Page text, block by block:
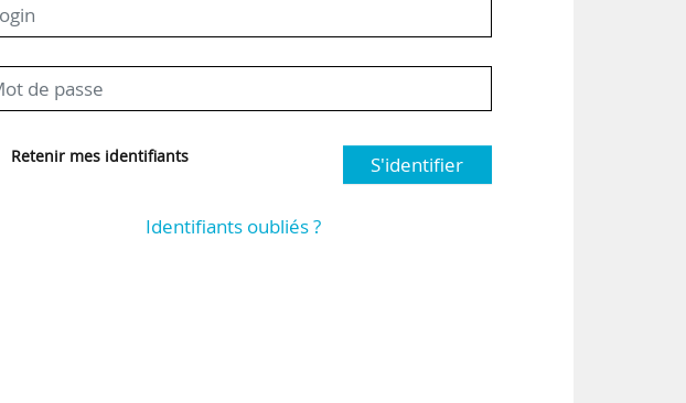
Retenir mes identifiants S'identifier
Identifiants oubliés ?